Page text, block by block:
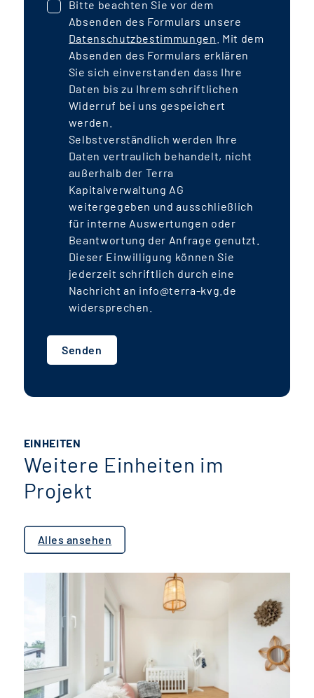
Bitte beachten Sie vor dem
Absenden des Formulars unsere
Datenschutzbestimmungen . Mit dem
Absenden des Formulars erklären
Sie sich einverstanden dass Ihre
Daten bis zu Ihrem schriftlichen
Widerruf bei uns gespeichert
werden.
Selbstverständlich werden Ihre
Daten vertraulich behandelt, nicht
außerhalb der Terra
Kapitalverwaltung AG
weitergegeben und ausschließlich
für interne Auswertungen oder
Beantwortung der Anfrage genutzt.
Dieser Einwilligung können Sie
jederzeit schriftlich durch eine
Nachricht an info@terra-kvg.de
widersprechen.
Senden
EINHEITEN
Weitere Einheiten im
Projekt
Alles ansehen